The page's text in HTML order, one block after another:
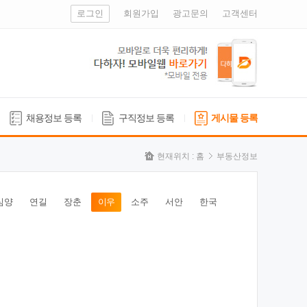
로그인 회원가입 광고문의 고객센터
채용정보 등록 구직정보 등록 게시물 등록
현재위치 : 홈 부동산정보
양 연길 장춘 이우 소주 서안 한국